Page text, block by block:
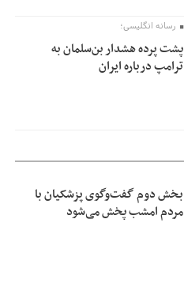
رسانه انگلیسی؛
پشت پرده هشدار بن‌سلمان به
ترامپ درباره ایران
بخش دوم گفت‌وگوی پزشکیان با
مردم امشب پخش می‌شود